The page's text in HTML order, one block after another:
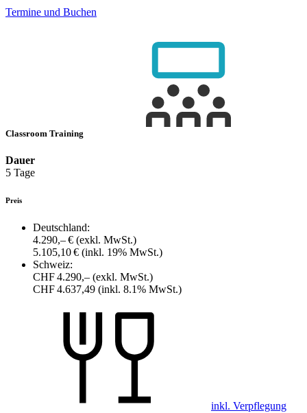
Termine und Buchen
Classroom Training
Dauer
5 Tage
Preis
Deutschland:
4.290,– € (exkl. MwSt.)
5.105,10 € (inkl. 19% MwSt.)
Schweiz:
CHF 4.290,– (exkl. MwSt.)
CHF 4.637,49 (inkl. 8.1% MwSt.)
inkl. Verpflegung